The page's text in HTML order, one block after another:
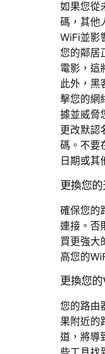
如果您從
碼，其他
WiFi並影
您的鄰居
電影，這
此外，黑
擊您的網
據並威脅
更改默認
碼。不要
日期或其
更換您的
確保您的
連接。否
買更強大
高您的
更換您
您的路由
果附近的
道，將導